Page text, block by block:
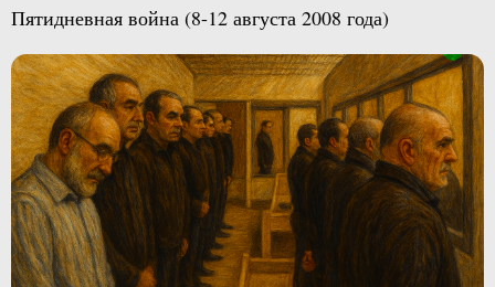
Пятидневная война (8-12 августа 2008 года)